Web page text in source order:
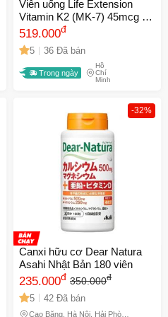
Viên uống Life Extension
Vitamin K2 (MK-7) 45mcg 90
viên - Hỗ trợ xương chắc
khỏe và tim mạch ổn định,
turmeric bổ sung bồi bổ sức
khỏe
519.000đ
5 36 Đã bán
Trong ngày
Hồ
Chí
Minh
-32%
Canxi hữu cơ Dear Natura
Asahi Nhật Bản 180 viên
235.000đ 350.000đ
5 42 Đã bán
Cao Bằng, Hà Nội, Hải Phòng,